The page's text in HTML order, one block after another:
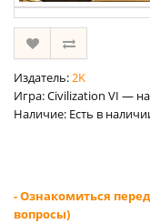
Издатель:2K
Игра: Civilization VI —
Наличие: Есть в
- Ознакомиться
вопросы)